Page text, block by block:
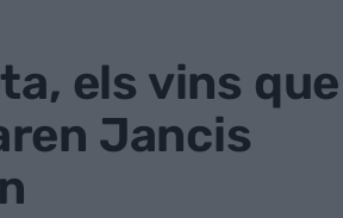
els vins que
Jancis